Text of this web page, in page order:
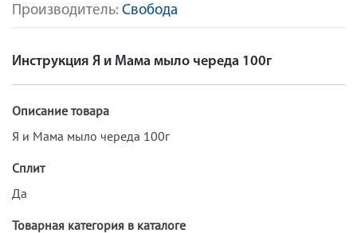
Производитель: Свобода
Инструкция Я и Мама мыло череда 100г
Описание товара
Я и Мама мыло череда 100г
Сплит
Да
Товарная категория в каталоге